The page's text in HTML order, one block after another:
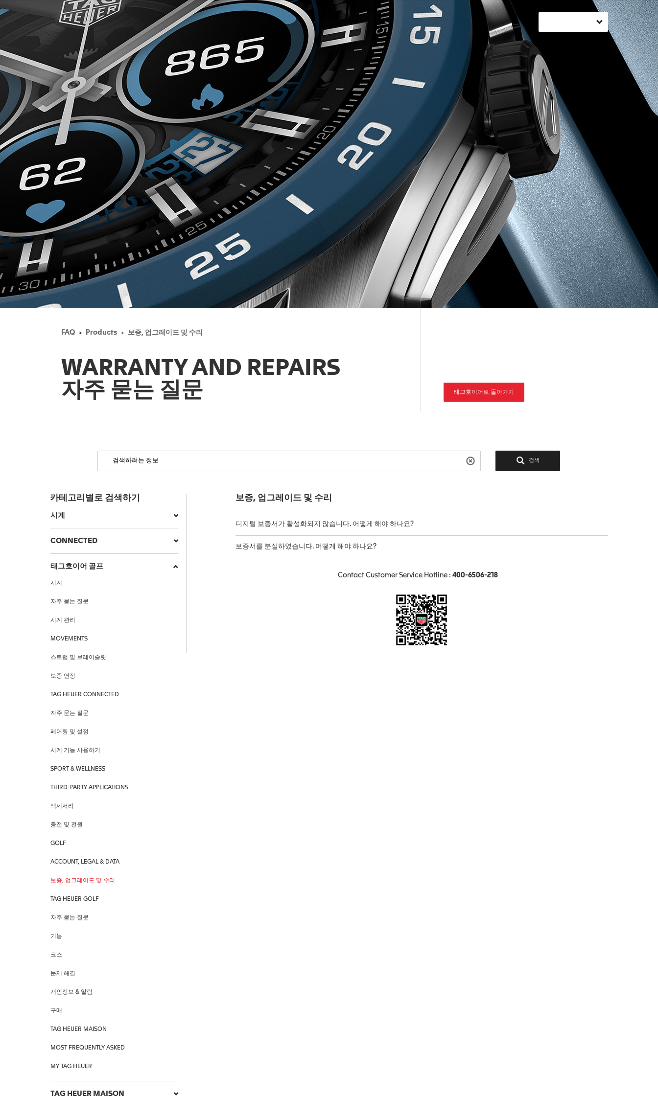
FAQ Products 보증, 업그레이드 및 수리
WARRANTY AND REPAIRS
자주 묻는 질문
태그호이어로 돌아가기
검색
카테고리별로 검색하기
시계
CONNECTED
태그호이어 골프
시계
자주 묻는 질문
시계 관리
MOVEMENTS
스트랩 및 브레이슬릿
보증 연장
TAG HEUER CONNECTED
자주 묻는 질문
페어링 및 설정
시계 기능 사용하기
SPORT & WELLNESS
THIRD-PARTY APPLICATIONS
액세서리
충전 및 전원
GOLF
ACCOUNT, LEGAL & DATA
보증, 업그레이드 및 수리
TAG HEUER GOLF
자주 묻는 질문
기능
코스
문제 해결
개인정보 & 알림
구매
TAG HEUER MAISON
MOST FREQUENTLY ASKED
MY TAG HEUER
TAG HEUER MAISON
보증, 업그레이드 및 수리
디지털 보증서가 활성화되지 않습니다. 어떻게 해야 하나요?
보증서를 분실하였습니다. 어떻게 해야 하나요?
Contact Customer Service Hotline :400-6506-218